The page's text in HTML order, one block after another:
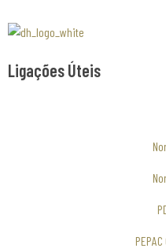
Ligações Úteis
PEPAC